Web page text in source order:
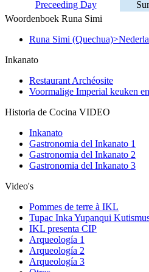
Preceeding Day
Woordenboek Runa Simi
Runa Simi
Inkanato
Restaurant Archéosite
Voormalige Imperial keuken
Historia de Cocina VIDEO
Inkanato
Gastronomia del Inkanato 1
Gastronomia del Inkanato 2
Gastronomia del Inkanato 3
Video's
Pommes de terre à IKL
Tupac Inka Yupanqui
IKL presenta CIP
Arqueología 1
Arqueología 2
Arqueología 3